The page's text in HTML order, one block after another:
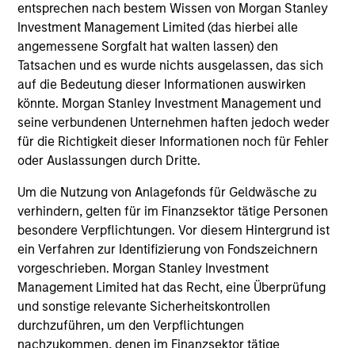
entsprechen nach bestem Wissen von Morgan Stanley
Investment Management Limited (das hierbei alle
angemessene Sorgfalt hat walten lassen) den
Tatsachen und es wurde nichts ausgelassen, das sich
auf die Bedeutung dieser Informationen auswirken
könnte. Morgan Stanley Investment Management und
seine verbundenen Unternehmen haften jedoch weder
für die Richtigkeit dieser Informationen noch für Fehler
oder Auslassungen durch Dritte.
Um die Nutzung von Anlagefonds für Geldwäsche zu
verhindern, gelten für im Finanzsektor tätige Personen
besondere Verpflichtungen. Vor diesem Hintergrund ist
ein Verfahren zur Identifizierung von Fondszeichnern
vorgeschrieben. Morgan Stanley Investment
Management Limited hat das Recht, eine Überprüfung
und sonstige relevante Sicherheitskontrollen
durchzuführen, um den Verpflichtungen
nachzukommen, denen im Finanzsektor tätige
J.C. Qian
Vice President
Patrick Rielly
Vice President
Portfolio